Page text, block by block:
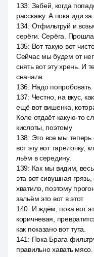
133: Забей, когда
расскажу. А пока иди
134: Отфильтруй и
серёги. Серёга.
135: Вот такую вот
Сейчас мы будем от
снять вот эту хрень. И
сначала.
136: Надо попробовать.
137: Честно, на вкус,
ещё вот вишенка,
Коле отдаёт какую-то
кислоты, поэтому
138: Это все мы
вот эту вот тарелочку,
льём в середину.
139: Как мы видим,
эта вот сивушная
хватило, поэтому
зальём это вот в этот
140: И ждём, пока вот
коричневая,
как показано вот тута.
141 : Пока Брага
правильно хавать